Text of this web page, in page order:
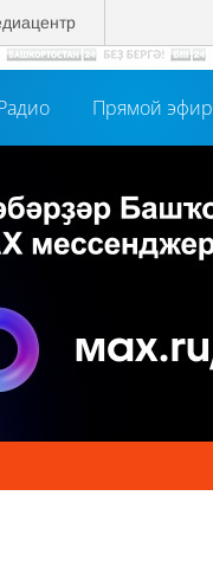
Прямой эфир